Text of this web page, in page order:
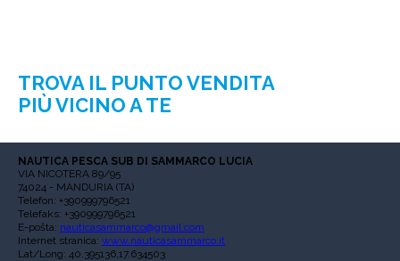
TROVA IL PUNTO VENDITA
PIÙ VICINO A TE
NAUTICA PESCA SUB DI SAMMARCO LUCIA
VIA NICOTERA 89/95
74024 - MANDURIA (TA)
Telefon: +390999796521
Telefaks: +390999796521
E-pošta: nauticasammarco@gmail.com
Internet stranica: www.nauticasammarco.it
Lat/Long: 40.395136,17.634503